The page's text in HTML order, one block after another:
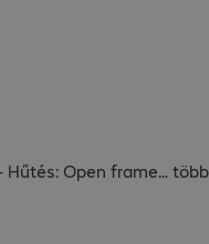
Hűtés: Open frame...több